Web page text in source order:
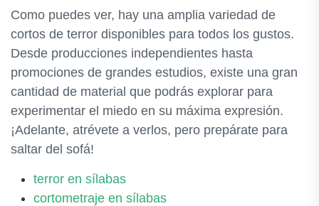
Como puedes ver, hay una amplia variedad de
cortos de terror disponibles para todos los gustos.
Desde producciones independientes hasta
promociones de grandes estudios, existe una gran
cantidad de material que podrás explorar para
experimentar el miedo en su máxima expresión.
¡Adelante, atrévete a verlos, pero prepárate para
saltar del sofá!
terror en sílabas
cortometraje en sílabas